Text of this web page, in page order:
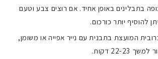
בתבלינים באופן אחיד. אם רוצים צבע וטעם
להוסיף יותר כורכום.
המועצת בתבנית עם נייר אפייה או משומן,
22-23 דקות.